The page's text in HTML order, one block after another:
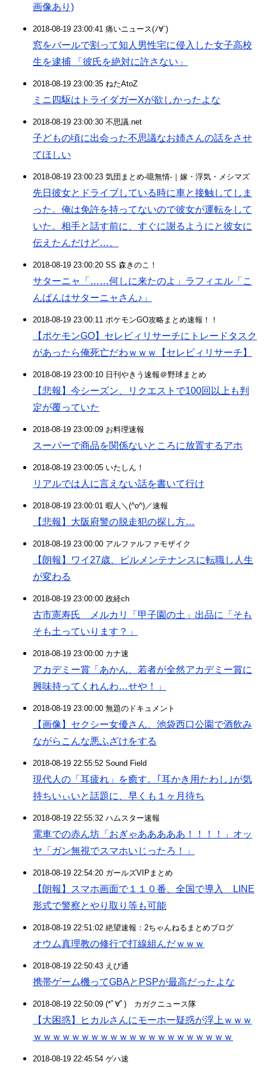
画像あり)
2018-08-19 23:00:41 痛いニュース(ﾉ∀`)
窓をバールで割って知人男性宅に侵入した女子高校
生を逮捕 「彼氏を絶対に許さない」
2018-08-19 23:00:35 ねたAtoZ
ミニ四駆はトライダガーXが欲しかったよな
2018-08-19 23:00:30 不思議.net
子どもの頃に出会った不思議なお姉さんの話をさせ
てほしい
2018-08-19 23:00:23 気団まとめ-噫無情-｜嫁・浮気・メシマズ
先日彼女とドライブしている時に車と接触してしま
った。俺は免許を持ってないので彼女が運転をして
いた。相手と話す前に、すぐに謝るようにと彼女に
伝えたんだけど…。
2018-08-19 23:00:20 SS 森きのこ！
サターニャ「……何しに来たのよ」ラフィエル「こ
んばんはサターニャさん♪」
2018-08-19 23:00:11 ポケモンGO攻略まとめ速報！！
【ポケモンGO】セレビィリサーチにトレードタスク
があったら俺死亡だわｗｗｗ【セレビィリサーチ】
2018-08-19 23:00:10 日刊やきう速報＠野球まとめ
【悲報】今シーズン、リクエストで100回以上も判
定が覆っていた
2018-08-19 23:00:09 お料理速報
スーパーで商品を関係ないところに放置するアホ
2018-08-19 23:00:05 いたしん！
リアルでは人に言えない話を書いて行け
2018-08-19 23:00:01 暇人＼(^o^)／速報
【悲報】大阪府警の脱走犯の探し方…
2018-08-19 23:00:00 アルファルファモザイク
【朗報】ワイ27歳、ビルメンテナンスに転職し人生
が変わる
2018-08-19 23:00:00 政経ch
古市憲寿氏 メルカリ「甲子園の土」出品に「そも
そも土っていります？」
2018-08-19 23:00:00 カナ速
アカデミー賞「あかん、若者が全然アカデミー賞に
興味持ってくれんわ…せや！」
2018-08-19 23:00:00 無題のドキュメント
【画像】セクシー女優さん、池袋西口公園で酒飲み
ながらこんな悪ふざけをする
2018-08-19 22:55:52 Sound Field
現代人の「耳疲れ」を癒す。｢耳かき用たわし｣が気
持ちいぃいと話題に、早くも１ヶ月待ち
2018-08-19 22:55:32 ハムスター速報
電車での赤ん坊「おぎゃあああああ！！！！」オッ
ヤ「ガン無視でスマホいじったろ！」
2018-08-19 22:54:20 ガールズVIPまとめ
【朗報】スマホ画面で１１０番、全国で導入 LINE
形式で警察とやり取り等も可能
2018-08-19 22:51:02 絶望速報：2ちゃんねるまとめブログ
オウム真理教の修行で打線組んだｗｗｗ
2018-08-19 22:50:43 えび通
携帯ゲーム機ってGBAとPSPが最高だったよな
2018-08-19 22:50:09 (*ﾟ∀ﾟ)ゞカガクニュース隊
【大困惑】ヒカルさんにモーホー疑惑が浮上ｗｗｗ
ｗｗｗｗｗｗｗｗｗｗｗｗｗｗｗｗｗｗｗｗｗ
2018-08-19 22:45:54 ゲハ速